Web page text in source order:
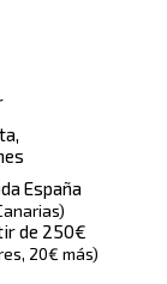
España
de 250€
20€ más)